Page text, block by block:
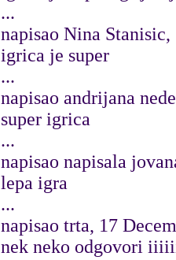
...
napisao Nina
igrica je super
...
napisao andrijana
super igrica
...
napisao napisala
lepa igra
...
napisao trta, 17
nek neko odgovori